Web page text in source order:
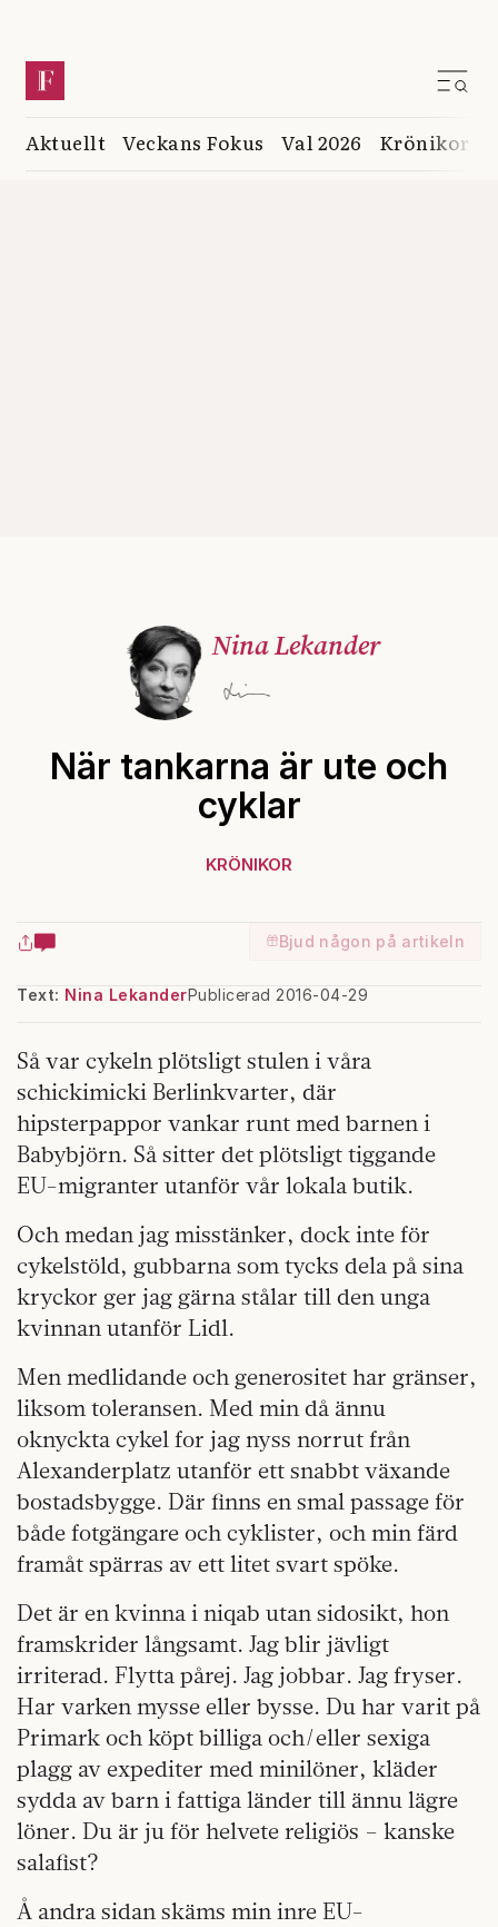
Aktuellt Veckans Fokus Val 2026 Krönikor
Nina Lekander
När tankarna är ute och
cyklar
KRÖNIKOR
Bjud någon på artikeln
Text: Nina LekanderPublicerad 2016-04-29
Så var cykeln plötsligt stulen i våra
schickimicki Berlinkvarter, där
hipsterpappor vankar runt med barnen i
Babybjörn. Så sitter det plötsligt tiggande
EU-migranter utanför vår lokala butik.
Och medan jag misstänker, dock inte för
cykelstöld, gubbarna som tycks dela på sina
kryckor ger jag gärna stålar till den unga
kvinnan utanför Lidl.
Men medlidande och generositet har gränser,
liksom toleransen. Med min då ännu
oknyckta cykel for jag nyss norrut från
Alexanderplatz utanför ett snabbt växande
bostadsbygge. Där finns en smal passage för
både fotgängare och cyklister, och min färd
framåt spärras av ett litet svart spöke.
Det är en kvinna i niqab utan sidosikt, hon
framskrider långsamt. Jag blir jävligt
irriterad. Flytta pårej. Jag jobbar. Jag fryser.
Har varken mysse eller bysse. Du har varit på
Primark och köpt billiga och/eller sexiga
plagg av expediter med minilöner, kläder
sydda av barn i fattiga länder till ännu lägre
löner. Du är ju för helvete religiös – kanske
salafist?
Å andra sidan skäms min inre EU-